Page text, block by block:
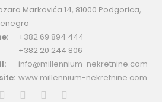
Markovića 14, 81000 Podgorica,
+382 69 894 444
+382 20 244 806
info@millennium-nekretnine.com
www.millennium-nekretnine.com